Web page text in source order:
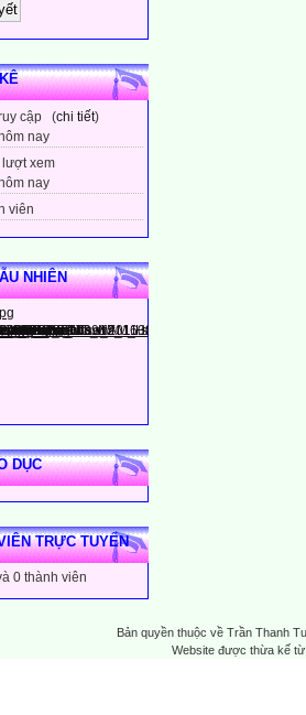
cập (chi tiết)
nay
lượt xem
nay
viên
NHIÊN
DỤC
TRỰC TUYẾN
0 thành viên
Bản quyền thuộc về Trần Thanh
Website được thừa kế